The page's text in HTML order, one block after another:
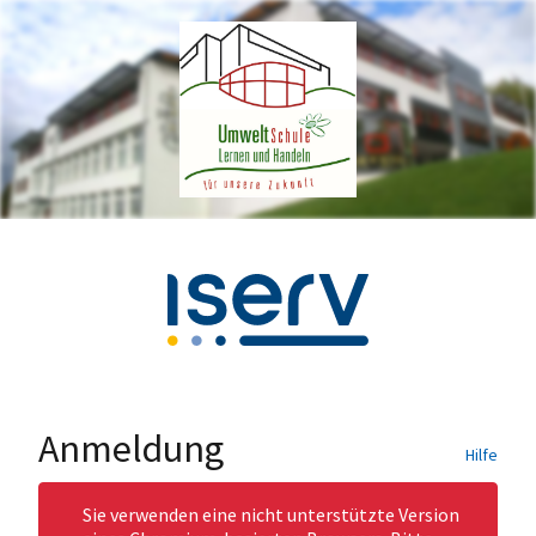
Anmeldung Hilfe
Sie verwenden eine nicht unterstützte Version